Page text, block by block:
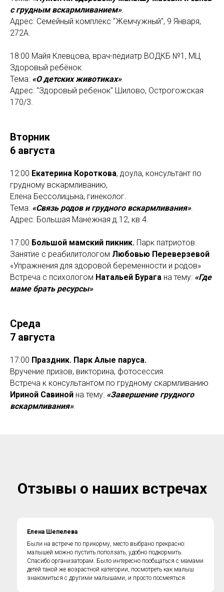
с грудным вскармливанием».
Адрес: Семейный комплекс "Жемчужный", 9 Января,
272А.
18:00 Майя Клевцова, врач-педиатр ВОДКБ №1, МЦ
Здоровый ребёнок.
Тема: «О детских животиках».
Адрес: "Здоровый ребенок" Шилово, Острогожская
170/3.
Вторник
6 августа
12:00 Екатерина Короткова, доула, консультант по
грудному вскармливанию,
Елена Бессолицына, гинеколог.
Тема: «Связь родов и грудного вскармливания».
Адрес: Большая Манежная д.12, кв 4.
17:00 Большой мамский пикник. Парк патриотов.
Занятие с реабилитологом Любовью Переверзевой
«Упражнения для здоровой беременности и родов»
Встреча с психологом Натальей Бурага на тему: «Где
маме брать ресурсы»
Среда
7 августа
17:00 Праздник. Парк Алые паруса.
Вручение призов, викторина, фотосессия.
Встреча к консультантом по грудному скармливанию
Ириной Савиной на тему: «Завершение грудного
вскармливания».
Отзывы о наших встречах
Елена Шепелева
Были на встрече по прикорму, место выбрано прекрасно:
малышей можно пустить поползать, удобно подкормить.
Спасибо организаторам. Было интересно пообщаться с мамами
детей такой же возрастной категории, посмотреть как малыш
знакомиться с другими малышами, и просто посмеяться.